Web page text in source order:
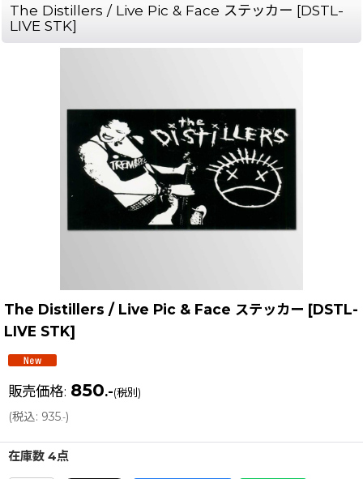
The Distillers / Live Pic & Face ステッカー [DSTL-
LIVE STK]
The Distillers / Live Pic & Face ステッカー [DSTL-
LIVE STK]
販売価格: 850.-(税別)
(税込: 935.-)
在庫数 4点